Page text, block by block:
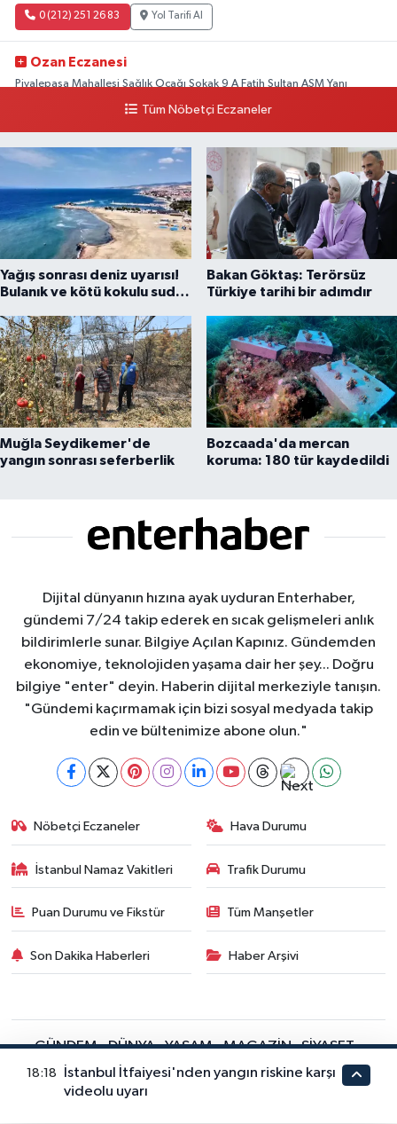
0 (212) 251 26 83 Yol Tarifi Al
Ozan Eczanesi
Piyalepaşa Mahallesi Sağlık Ocağı Sokak 9 A Fatih Sultan ASM Yanı
Yol Tarifi Al
Tüm Nöbetçi Eczaneler
Yağış sonrası deniz uyarısı!
Bulanık ve kötü kokulu suda
Bakan Göktaş: Terörsüz
Türkiye tarihi bir adımdır
Muğla Seydikemer'de
yangın sonrası seferberlik
Bozcaada'da mercan
koruma: 180 tür kaydedildi
Dijital dünyanın hızına ayak uyduran Enterhaber,
gündemi 7/24 takip ederek en sıcak gelişmeleri anlık
bildirimlerle sunar. Bilgiye Açılan Kapınız. Gündemden
ekonomiye, teknolojiden yaşama dair her şey... Doğru
bilgiye "enter" deyin. Haberin dijital merkeziyle tanışın.
"Gündemi kaçırmamak için bizi sosyal medyada takip
edin ve bültenimize abone olun."
Nöbetçi Eczaneler Hava Durumu
İstanbul Namaz Vakitleri Trafik Durumu
Puan Durumu ve Fikstür Tüm Manşetler
Son Dakika Haberleri Haber Arşivi
GÜNDEM DÜNYA YAŞAM MAGAZİN
SİYASET
EĞİTİM
TEKNOLOJİ EKONOMİ SPOR
KÜLTÜR SANAT
18:18
İstanbul İtfaiyesi'nden yangın riskine karşı
videolu uyarı